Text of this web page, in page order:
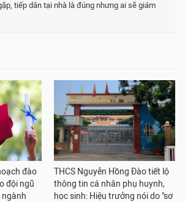
tiếp dân tại nhà là đúng nhưng ai sẽ giám
đào
đội ngũ
ngành
THCS Nguyễn Hồng Đào tiết lộ
thông tin cá nhân phụ huynh,
học sinh: Hiệu trưởng nói do "sơ